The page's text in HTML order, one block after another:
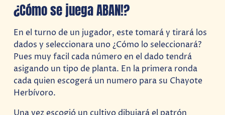
¿Cómo se juega ABAN!?
En el turno de un jugador, este tomará y tirará los
dados y seleccionara uno ¿Cómo lo seleccionará?
Pues muy facil cada número en el dado tendrá
asigando un tipo de planta. En la primera ronda
cada quien escogerá un numero para su Chayote
Herbívoro.